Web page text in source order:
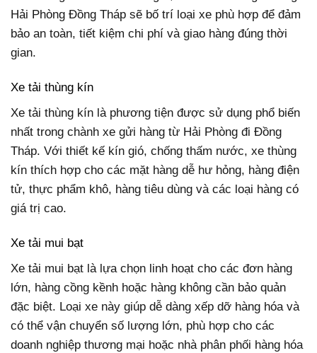
Hải Phòng Đồng Tháp sẽ bố trí loại xe phù hợp để đảm
bảo an toàn, tiết kiệm chi phí và giao hàng đúng thời
gian.
Xe tải thùng kín
Xe tải thùng kín là phương tiện được sử dụng phổ biến
nhất trong chành xe gửi hàng từ Hải Phòng đi Đồng
Tháp. Với thiết kế kín gió, chống thấm nước, xe thùng
kín thích hợp cho các mặt hàng dễ hư hỏng, hàng điện
tử, thực phẩm khô, hàng tiêu dùng và các loại hàng có
giá trị cao.
Xe tải mui bạt
Xe tải mui bạt là lựa chọn linh hoạt cho các đơn hàng
lớn, hàng cồng kềnh hoặc hàng không cần bảo quản
đặc biệt. Loại xe này giúp dễ dàng xếp dỡ hàng hóa và
có thể vận chuyển số lượng lớn, phù hợp cho các
doanh nghiệp thương mại hoặc nhà phân phối hàng hóa